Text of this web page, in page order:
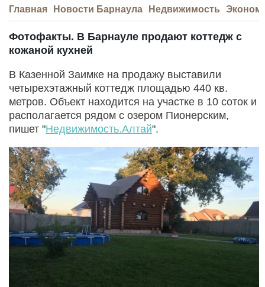
Главная Новости Барнаула Недвижимость
Фотофакты. В Барнауле продают коттедж с
кожаной кухней
В Казенной Заимке на продажу выставили
четырехэтажный коттедж площадью 440 кв.
метров. Объект находится на участке в 10 соток и
располагается рядом с озером Пионерским,
пишет "Недвижимость.Алтай".